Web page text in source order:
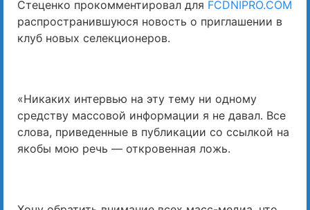
Стеценко прокомментировал для FCDNIPRO.COM
распространившуюся новость о приглашении в
клуб новых селекционеров.
«Никаких интервью на эту тему ни одному
средству массовой информации я не давал. Все
слова, приведенные в публикации со ссылкой на
якобы мою речь — откровенная ложь.